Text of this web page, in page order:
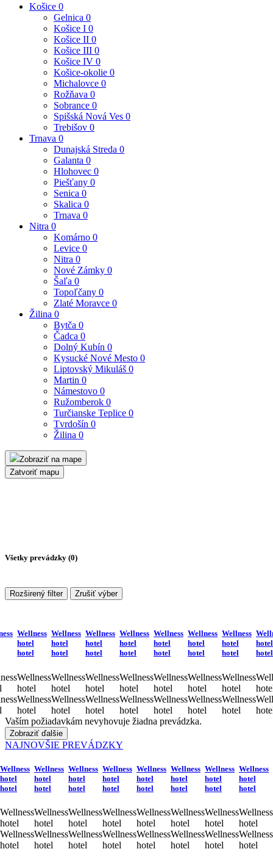
Košice 0
Gelnica 0
Košice I 0
Košice II 0
Košice III 0
Košice IV 0
Košice-okolie 0
Michalovce 0
Rožňava 0
Sobrance 0
Spišská Nová Ves 0
Trebišov 0
Trnava 0
Dunajská Streda 0
Galanta 0
Hlohovec 0
Piešťany 0
Senica 0
Skalica 0
Trnava 0
Nitra 0
Komárno 0
Levice 0
Nitra 0
Nové Zámky 0
Šaľa 0
Topoľčany 0
Zlaté Moravce 0
Žilina 0
Bytča 0
Čadca 0
Dolný Kubín 0
Kysucké Nové Mesto 0
Liptovský Mikuláš 0
Martin 0
Námestovo 0
Ružomberok 0
Turčianske Teplice 0
Tvrdošín 0
Žilina 0
Zobraziť na mape
Zatvoriť mapu
Všetky prevádzky (0)
Rozširený filter Zrušiť výber
Wellness
hotel
hotel
Wellness
hotel
Wellness
hotel
Wellness
hotel
hotel
Wellness
hotel
Wellness
hotel
Wellness
hotel
hotel
Wellness
hotel
Wellness
hotel
Wellness
hotel
hotel
Wellness
hotel
Wellness
hotel
Wellness
hotel
hotel
Wellness
hotel
Wellness
hotel
Wellness
hotel
hotel
Wellness
hotel
Wellness
hotel
Wellness
hotel
hotel
Wellness
hotel
Wellness
hotel
hotel
hotel
Vaším požiadavkám nevyhovuje žiadna prevádzka.
Zobraziť ďalšie
NAJNOVŠIE PREVÁDZKY
Wellness
hotel
hotel
Wellness
hotel
Wellness
hotel
Wellness
hotel
hotel
Wellness
hotel
Wellness
hotel
Wellness
hotel
hotel
Wellness
hotel
Wellness
hotel
Wellness
hotel
hotel
Wellness
hotel
Wellness
hotel
Wellness
hotel
hotel
Wellness
hotel
Wellness
hotel
Wellness
hotel
hotel
Wellness
hotel
Wellness
hotel
Wellness
hotel
hotel
Wellness
hotel
Wellness
hotel
Wellness
hotel
hotel
Wellness
hotel
Wellness
hotel